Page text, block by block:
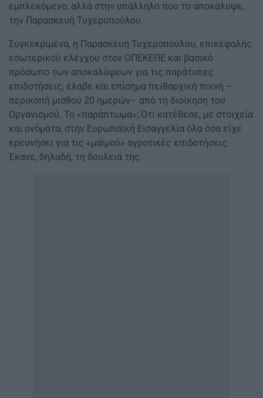
εμπλεκόμενο, αλλά στην υπάλληλο που το αποκάλυψε,
την Παρασκευή Τυχεροπούλου.
Συγκεκριμένα, η Παρασκευή Τυχεροπούλου, επικεφαλής
εσωτερικού ελέγχου στον ΟΠΕΚΕΠΕ και βασικό
πρόσωπο των αποκαλύψεων για τις παράτυπες
επιδοτήσεις, έλαβε και επίσημα πειθαρχική ποινή –
περικοπή μισθού 20 ημερών– από τη διοίκηση του
Οργανισμού. Το «παράπτωμα»; Ότι κατέθεσε, με στοιχεία
και ονόματα, στην Ευρωπαϊκή Εισαγγελία όλα όσα είχε
ερευνήσει για τις «μαϊμού» αγροτικές επιδοτήσεις.
Έκανε, δηλαδή, τη δουλειά της.